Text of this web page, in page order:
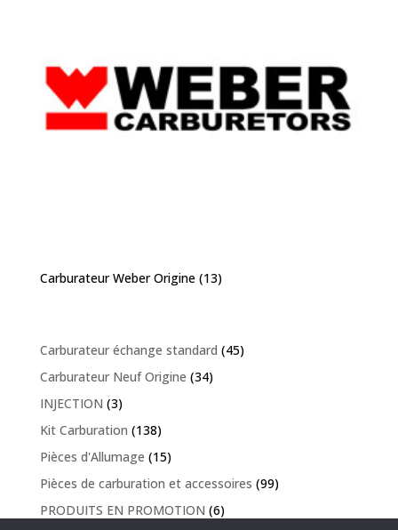
Carburateur Weber Origine (13)
Carburateur échange standard (45)
Carburateur Neuf Origine (34)
INJECTION (3)
Kit Carburation (138)
Pièces d'Allumage (15)
Pièces de carburation et accessoires (99)
PRODUITS EN PROMOTION (6)